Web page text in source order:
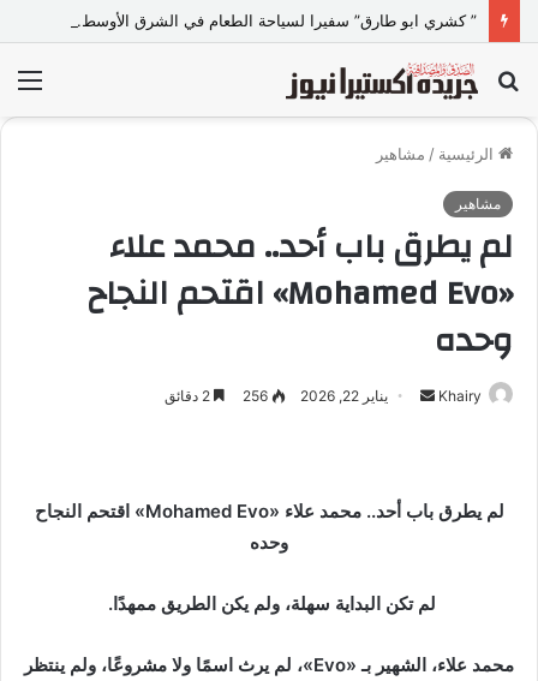
بحث
عن
الرئيسية / مشاهير
مشاهير
لم يطرق باب أحد.. محمد علاء
«Mohamed Evo» اقتحم النجاح
وحده
Khairy
ب
د
إ
يناير 22, 2026 256
لم يطرق باب أحد.. محمد علاء «Mohamed Evo» اقتحم النجاح
وحده
لم تكن البداية سهلة، ولم يكن الطريق ممهدًا.
محمد علاء، الشهير بـ «Evo»، لم يرث اسمًا ولا مشروعًا، ولم ينتظر